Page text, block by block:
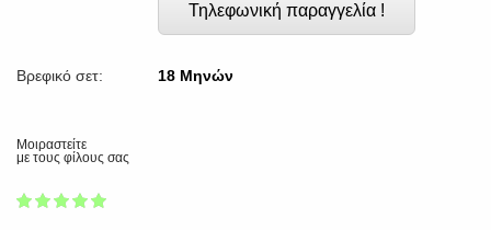
Τηλεφωνική παραγγελία !
Βρεφικό σετ: 18 Μηνών
Μοιραστείτε
με τους φίλους σας
1
2
3
4
5